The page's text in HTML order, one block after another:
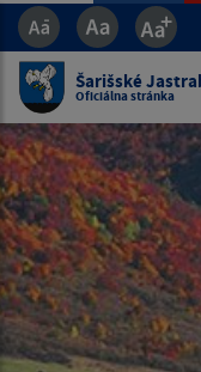
Šarišské
Oficiálna stránka